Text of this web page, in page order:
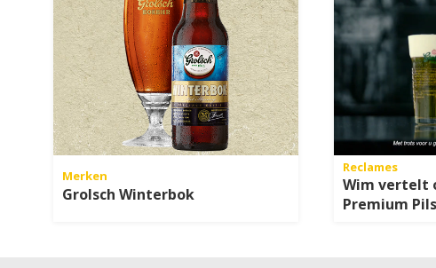
Merken
Grolsch Winterbok
Reclames
Wim vertelt
Premium